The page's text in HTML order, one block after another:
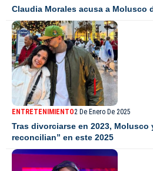
Claudia Morales acusa a Molusco
ENTRETENIMIENTO2 De Enero De 2025
Tras divorciarse en 2023, Molusco
reconcilian” en este 2025